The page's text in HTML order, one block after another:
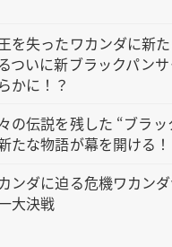
を失ったワカンダに新
ついに新ブラックパン
かに！？
の伝説を残した “ブラ
たな物語が幕を開ける！
ンダに迫る危機ワカン
大決戦